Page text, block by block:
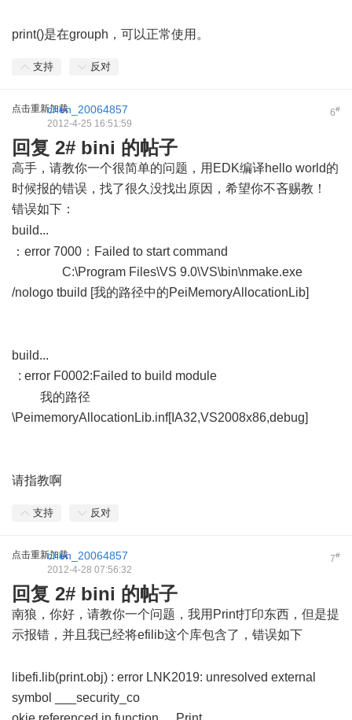
print()是在grouph，可以正常使用。
支持 反对
点击重新加载 6#
chen_20064857
2012-4-25 16:51:59
回复 2# bini 的帖子
高手，请教你一个很简单的问题，用EDK编译hello world的
时候报的错误，找了很久没找出原因，希望你不吝赐教！
错误如下：
build...
：error 7000：Failed to start command
C:\Program Files\VS 9.0\VS\bin\nmake.exe
/nologo tbuild [我的路径中的PeiMemoryAllocationLib]
build...
: error F0002:Failed to build module
我的路径
\PeimemoryAllocationLib.inf[IA32,VS2008x86,debug]
请指教啊
支持 反对
点击重新加载 7#
chen_20064857
2012-4-28 07:56:32
回复 2# bini 的帖子
南狼，你好，请教你一个问题，我用Print打印东西，但是提
示报错，并且我已经将efilib这个库包含了，错误如下
libefi.lib(print.obj) : error LNK2019: unresolved external
symbol ___security_co